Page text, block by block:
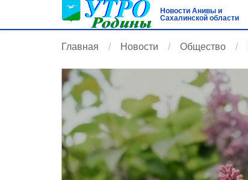
Новости Анивы и
Сахалинской области
Главная Новости Общество